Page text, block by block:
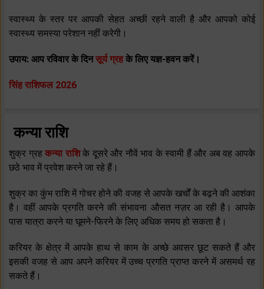
स्‍वास्‍थ्‍य के स्‍तर पर आपकी सेहत अच्‍छी रहने वाली है और आपको कोई
स्‍वास्‍थ्‍य समस्‍या परेशान नहीं करेगी।
उपाय: आप रविवार के दिनसूर्य ग्रहके लिए यज्ञ-हवन करें।
सिंह राशिफल 2026
कन्या राशि
शुक्र ग्रहकन्या राशिके दूसरे और नौवें भाव के स्‍वामी हैं और अब वह आपके
छठे भाव में प्रवेश करने जा रहे हैं।
शुक्र का कुंभ राशि में गोचर होने की वजह से आपके खर्चों के बढ़ने की आशंका
है। वहीं आपके प्रगति करने की संभावना औसत नज़र आ रही है। आपके
पास यात्रा करने या घूमने-फिरने के लिए अधिक समय हो सकता है।
करियर के क्षेत्र में आपके हाथ से काम के अच्‍छे अवसर छूट सकते हैं और
इसकी वजह से आप अपने करियर में उच्‍च प्रगति प्राप्‍त करने में असमर्थ रह
सकते हैं।